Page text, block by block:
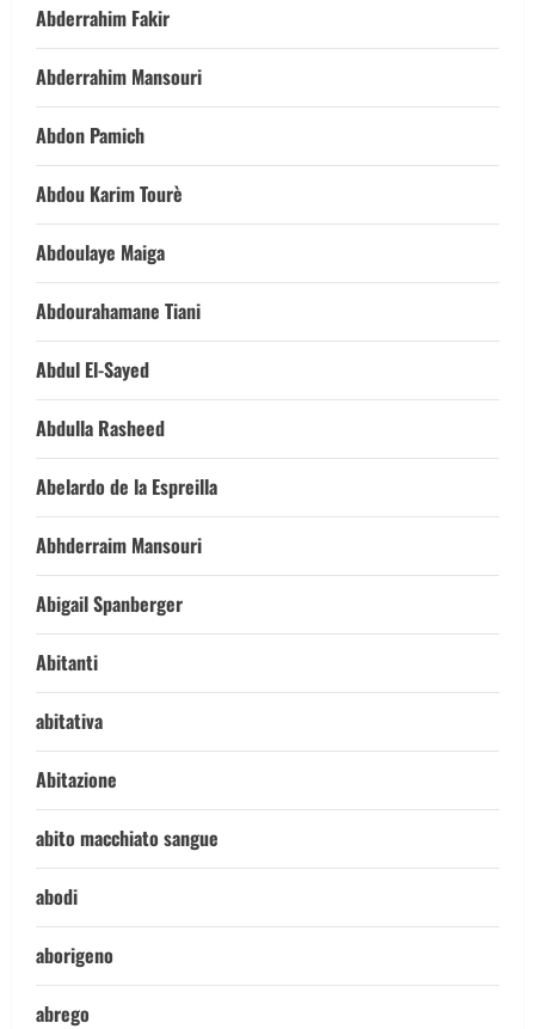
Abderrahim Fakir
Abderrahim Mansouri
Abdon Pamich
Abdou Karim Tourè
Abdoulaye Maiga
Abdourahamane Tiani
Abdul El-Sayed
Abdulla Rasheed
Abelardo de la Espreilla
Abhderraim Mansouri
Abigail Spanberger
Abitanti
abitativa
Abitazione
abito macchiato sangue
abodi
aborigeno
abrego